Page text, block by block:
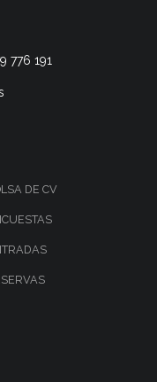
776 191
DE CV